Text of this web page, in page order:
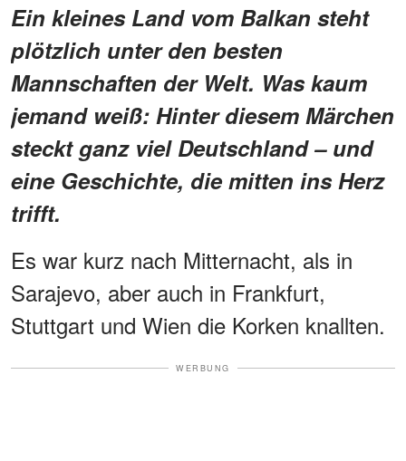
Ein kleines Land vom Balkan steht
plötzlich unter den besten
Mannschaften der Welt. Was kaum
jemand weiß: Hinter diesem Märchen
steckt ganz viel Deutschland – und
eine Geschichte, die mitten ins Herz
trifft.
Es war kurz nach Mitternacht, als in
Sarajevo, aber auch in Frankfurt,
Stuttgart und Wien die Korken knallten.
WERBUNG